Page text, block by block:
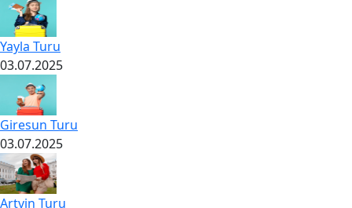
Yayla Turu
03.07.2025
Giresun Turu
03.07.2025
Artvin Turu